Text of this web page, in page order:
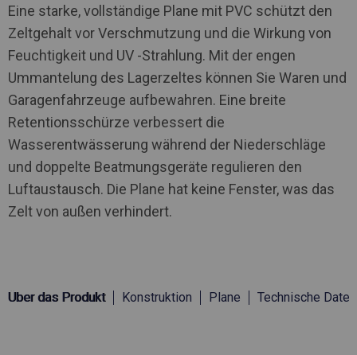
Eine starke, vollständige Plane mit PVC schützt den
Zeltgehalt vor Verschmutzung und die Wirkung von
Feuchtigkeit und UV -Strahlung. Mit der engen
Ummantelung des Lagerzeltes können Sie Waren und
Garagenfahrzeuge aufbewahren. Eine breite
Retentionsschürze verbessert die
Wasserentwässerung während der Niederschläge
und doppelte Beatmungsgeräte regulieren den
Luftaustausch. Die Plane hat keine Fenster, was das
Zelt von außen verhindert.
Über das Produkt Konstruktion Plane Technische Daten